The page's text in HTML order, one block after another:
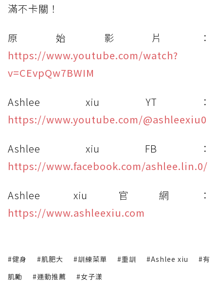
滿不卡關！
原始影片：
https://www.youtube.com/watch?
v=CEvpQw7BWIM
Ashlee xiu YT：
https://www.youtube.com/@ashleexiu0
Ashlee xiu FB：
https://www.facebook.com/ashlee.lin.0/
Ashlee xiu官網：
https://www.ashleexiu.com
#健身 #肌肥大 #訓練菜單 #重訓 #Ashlee xiu
#有
肌勵
#運動推薦 #女子漾